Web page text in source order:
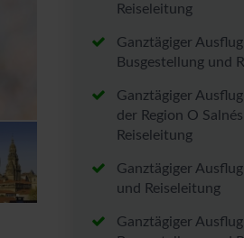
Reiseleitung
Ganztägiger
Busgestellung und
Ganztägiger
der Region O
Reiseleitung
Ganztägiger
und Reiseleitung
Ganztägiger